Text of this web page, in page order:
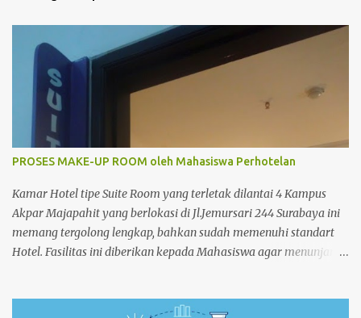
PROSES MAKE-UP ROOM oleh Mahasiswa Perhotelan
Kamar Hotel tipe Suite Room yang terletak dilantai 4 Kampus
Akpar Majapahit yang berlokasi di Jl.Jemursari 244 Surabaya ini
memang tergolong lengkap, bahkan sudah memenuhi standart
Hotel. Fasilitas ini diberikan kepada Mahasiswa agar menunjang
up Room dikamar Hotel Kampus Akpar Majapahit. Adapun